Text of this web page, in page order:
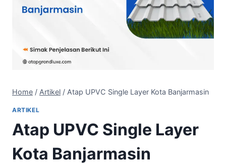
Home / Artikel / Atap UPVC Single Layer Kota Banjarmasin
ARTIKEL
Atap UPVC Single Layer
Kota Banjarmasin